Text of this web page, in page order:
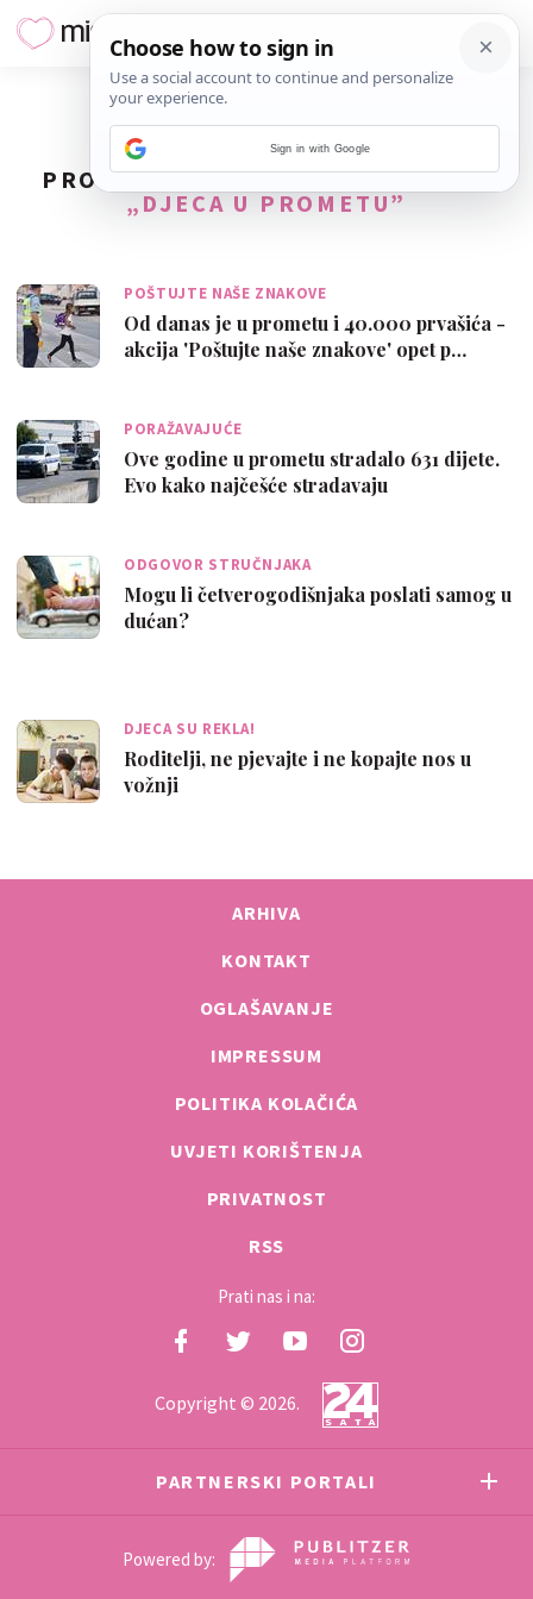
PRONAĐENO4REZULTATA ZA TAG
„DJECA U PROMETU”
POŠTUJTE NAŠE ZNAKOVE
Od danas je u prometu i 40.000 prvašića -
akcija 'Poštujte naše znakove' opet p…
PORAŽAVAJUĆE
Ove godine u prometu stradalo 631 dijete.
Evo kako najčešće stradavaju
ODGOVOR STRUČNJAKA
Mogu li četverogodišnjaka poslati samog u
dućan?
DJECA SU REKLA!
Roditelji, ne pjevajte i ne kopajte nos u
vožnji
ARHIVA
KONTAKT
OGLAŠAVANJE
IMPRESSUM
POLITIKA KOLAČIĆA
UVJETI KORIŠTENJA
PRIVATNOST
RSS
Prati nas i na:
Copyright © 2026.
PARTNERSKI PORTALI
Powered by:
Sign in with Google